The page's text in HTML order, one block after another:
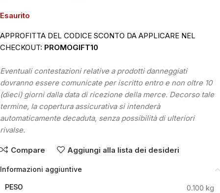
Esaurito
APPROFITTA DEL CODICE SCONTO DA APPLICARE NEL
CHECKOUT: PROMOGIFT10
Eventuali contestazioni relative a prodotti danneggiati
dovranno essere comunicate per iscritto entro e non oltre 10
(dieci) giorni dalla data di ricezione della merce. Decorso tale
termine, la copertura assicurativa si intenderà
automaticamente decaduta, senza possibilità di ulteriori
rivalse.
Compare Aggiungi alla lista dei desideri
Informazioni aggiuntive
PESO 0.100 kg